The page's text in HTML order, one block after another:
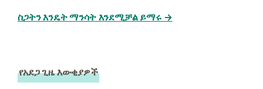
ስጋትን እንዴት ማንሳት እንደሚቻል ይማሩ →
የአደጋ ጊዜ እውቂያዎች